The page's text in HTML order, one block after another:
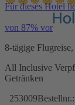
Für dieses Hotel
von 87% vor
8-tägige
All Inclusive
Getränken
253009Bestellnr.: